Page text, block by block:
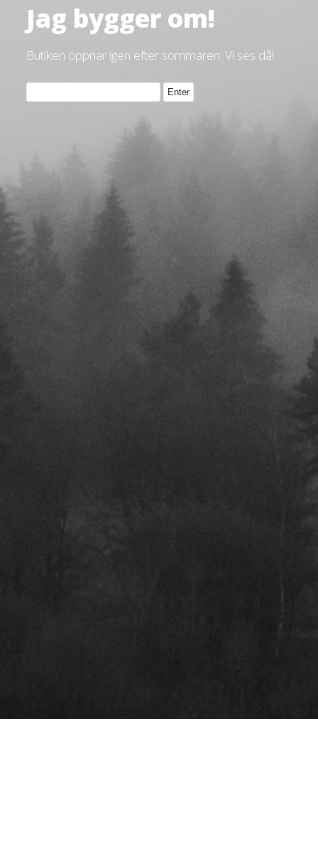
Jag bygger om!
Butiken öppnar igen efter sommaren. Vi ses då!